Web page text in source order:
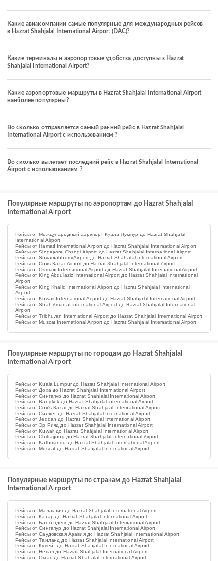
Какие авиакомпании самые популярные для международных рейсов
в Hazrat Shahjalal International Airport (DAC)?
Какие терминалы и аэропортовые удобства доступны в Hazrat
Shahjalal International Airport?
Какие аэропортовые маршруты в Hazrat Shahjalal International Airport
наиболее популярны?
Во сколько отправляется самый ранний рейс в Hazrat Shahjalal
International Airport с использованием ?
Во сколько вылетает последний рейс в Hazrat Shahjalal International
Airport с использованием ?
Популярные маршруты по аэропортам до Hazrat Shahjalal
International Airport
Рейсы от Международный аэропорт Куала-Лумпур до Hazrat Shahjalal
International Airport
Рейсы от Hamad International Airport до Hazrat Shahjalal International Airport
Рейсы от Singapore Changi Airport до Hazrat Shahjalal International Airport
Рейсы от Suvarnabhumi Airport до Hazrat Shahjalal International Airport
Рейсы от Coxs Bazar Airport до Hazrat Shahjalal International Airport
Рейсы от Osmani International Airport до Hazrat Shahjalal International Airport
Рейсы от King Abdulaziz International Airport до Hazrat Shahjalal International
Airport
Рейсы от King Khalid International Airport до Hazrat Shahjalal International
Airport
Рейсы от Kuwait International Airport до Hazrat Shahjalal International Airport
Рейсы от Shah Amanat International Airport до Hazrat Shahjalal International
Airport
Рейсы от Tribhuvan International Airport до Hazrat Shahjalal International Airport
Рейсы от Muscat International Airport до Hazrat Shahjalal International Airport
Популярные маршруты по городам до Hazrat Shahjalal
International Airport
Рейсы от Kuala Lumpur до Hazrat Shahjalal International Airport
Рейсы от Доха до Hazrat Shahjalal International Airport
Рейсы от Сингапур до Hazrat Shahjalal International Airport
Рейсы от Bangkok до Hazrat Shahjalal International Airport
Рейсы от Cox's Bazar до Hazrat Shahjalal International Airport
Рейсы от Силхет до Hazrat Shahjalal International Airport
Рейсы от Jeddah до Hazrat Shahjalal International Airport
Рейсы от Эр Рияд до Hazrat Shahjalal International Airport
Рейсы от Kuwait до Hazrat Shahjalal International Airport
Рейсы от Chittagong до Hazrat Shahjalal International Airport
Рейсы от Kathmandu до Hazrat Shahjalal International Airport
Рейсы от Muscat до Hazrat Shahjalal International Airport
Популярные маршруты по странам до Hazrat Shahjalal
International Airport
Рейсы от Малайзия до Hazrat Shahjalal International Airport
Рейсы от Катар до Hazrat Shahjalal International Airport
Рейсы от Бангладеш до Hazrat Shahjalal International Airport
Рейсы от Сингапур до Hazrat Shahjalal International Airport
Рейсы от Саудовская Аравия до Hazrat Shahjalal International Airport
Рейсы от Таиланд до Hazrat Shahjalal International Airport
Рейсы от Кувейт до Hazrat Shahjalal International Airport
Рейсы от Непал до Hazrat Shahjalal International Airport
Рейсы от Оман до Hazrat Shahjalal International Airport